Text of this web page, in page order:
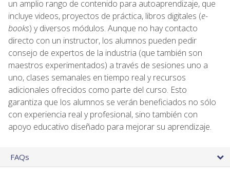
un amplio rango de contenido para autoaprendizaje, que
incluye videos, proyectos de práctica, libros digitales (e-
books) y diversos módulos. Aunque no hay contacto
directo con un instructor, los alumnos pueden pedir
consejo de expertos de la industria (que también son
maestros experimentados) a través de sesiones uno a
uno, clases semanales en tiempo real y recursos
adicionales ofrecidos como parte del curso. Esto
garantiza que los alumnos se verán beneficiados no sólo
con experiencia real y profesional, sino también con
apoyo educativo diseñado para mejorar su aprendizaje.
FAQs